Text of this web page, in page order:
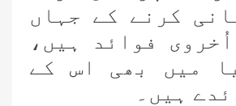
کرنے کے جہاں
فوائد ہیں،
میں بھی اس کے
ہیں۔